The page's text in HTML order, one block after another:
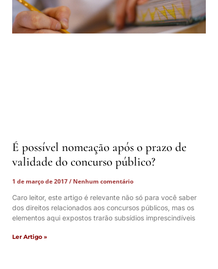
É possível nomeação após o prazo de
validade do concurso público?
1 de março de 2017
Nenhum comentário
Caro leitor, este artigo é relevante não só para você saber
dos direitos relacionados aos concursos públicos, mas os
elementos aqui expostos trarão subsídios imprescindíveis
Ler Artigo »